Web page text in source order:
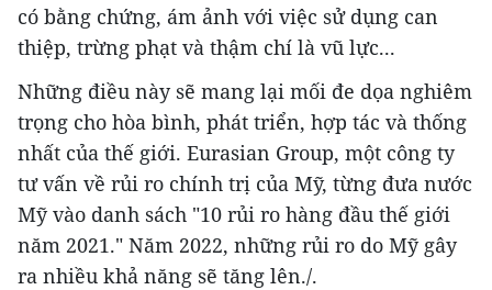
có bằng chứng, ám ảnh với việc sử dụng can
thiệp, trừng phạt và thậm chí là vũ lực...
Những điều này sẽ mang lại mối đe dọa nghiêm
trọng cho hòa bình, phát triển, hợp tác và thống
nhất của thế giới. Eurasian Group, một công ty
tư vấn về rủi ro chính trị của Mỹ, từng đưa nước
Mỹ vào danh sách "10 rủi ro hàng đầu thế giới
năm 2021." Năm 2022, những rủi ro do Mỹ gây
ra nhiều khả năng sẽ tăng lên./.